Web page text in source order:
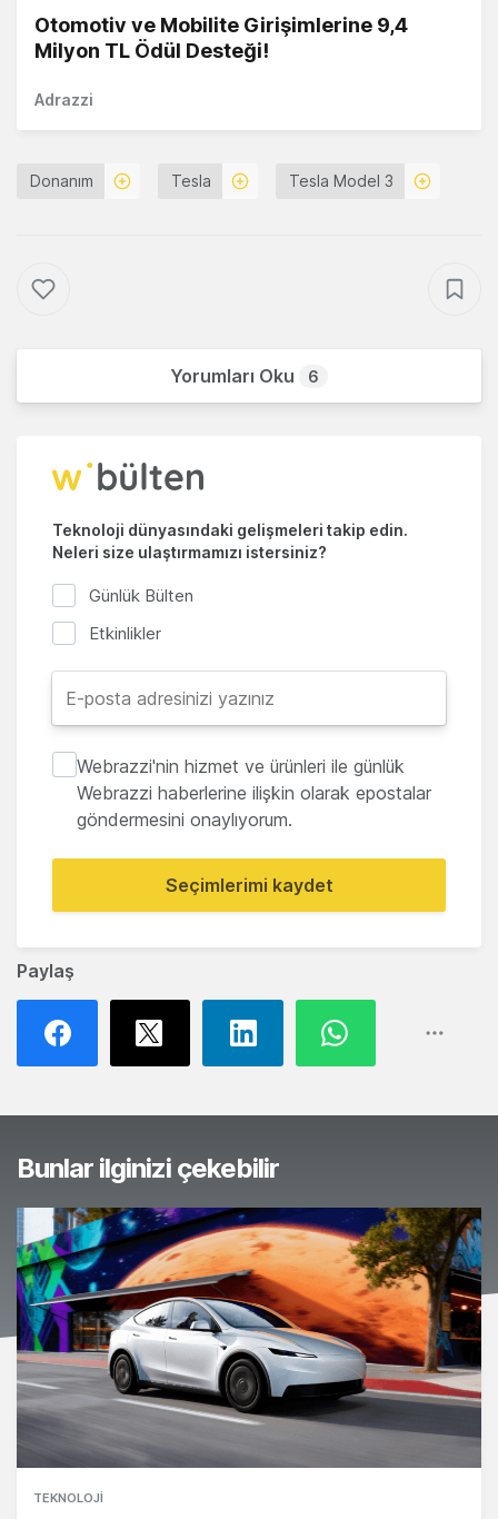
Paylaş
Otomotiv ve Mobilite Girişimlerine 9,4
Milyon TL Ödül Desteği!
Adrazzi
Donanım Tesla Tesla Model 3
Yorumları Oku 6
Teknoloji dünyasındaki gelişmeleri takip edin.
Neleri size ulaştırmamızı istersiniz?
Günlük Bülten
Etkinlikler
Webrazzi'nin hizmet ve ürünleri ile günlük
Webrazzi haberlerine ilişkin olarak epostalar
göndermesini onaylıyorum.
Seçimlerimi kaydet
Bunlar ilginizi çekebilir
TEKNOLOJI